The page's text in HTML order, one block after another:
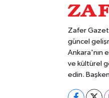
Zafer
güncel
Ankara'nın
ve kültürel
edin.